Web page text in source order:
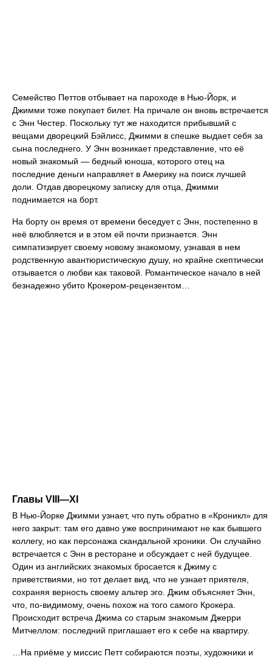
Семейство Петтов отбывает на пароходе в Нью-Йорк, и
Джимми тоже покупает билет. На причале он вновь встречается
с Энн Честер. Поскольку тут же находится прибывший с
вещами дворецкий Бэйлисс, Джимми в спешке выдает себя за
сына последнего. У Энн возникает представление, что её
новый знакомый — бедный юноша, которого отец на
последние деньги направляет в Америку на поиск лучшей
доли. Отдав дворецкому записку для отца, Джимми
поднимается на борт.
На борту он время от времени беседует с Энн, постепенно в
неё влюбляется и в этом ей почти признается. Энн
симпатизирует своему новому знакомому, узнавая в нем
родственную авантюристическую душу, но крайне скептически
отзывается о любви как таковой. Романтическое начало в ней
безнадежно убито Крокером-рецензентом…
Главы VIII—XI
В Нью-Йорке Джимми узнает, что путь обратно в «Кроникл» для
него закрыт: там его давно уже воспринимают не как бывшего
коллегу, но как персонажа скандальной хроники. Он случайно
встречается с Энн в ресторане и обсуждает с ней будущее.
Один из английских знакомых бросается к Джиму с
приветствиями, но тот делает вид, что не узнает приятеля,
сохраняя верность своему альтер эго. Джим объясняет Энн,
что, по-видимому, очень похож на того самого Крокера.
Происходит встреча Джима со старым знакомым Джерри
Митчеллом: последний приглашает его к себе на квартиру.
…На приёме у миссис Петт собираются поэты, художники и